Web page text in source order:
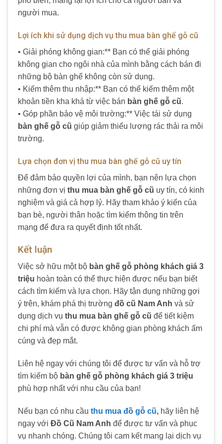
người mua.
Lợi ích khi sử dụng dịch vụ thu mua bàn ghế gỗ cũ
• Giải phóng không gian:** Bạn có thể giải phóng
không gian cho ngôi nhà của mình bằng cách bán đi
những bộ bàn ghế không còn sử dụng.
• Kiếm thêm thu nhập:** Bạn có thể kiếm thêm một
khoản tiền kha khá từ việc bán bàn ghế gỗ cũ.
• Góp phần bảo vệ môi trường:** Việc tái sử dụng
bàn ghế gỗ cũ giúp giảm thiểu lượng rác thải ra môi
trường.
Lựa chọn đơn vị thu mua bàn ghế gỗ cũ uy tín
Để đảm bảo quyền lợi của mình, bạn nên lựa chọn
những đơn vị thu mua bàn ghế gỗ cũ uy tín, có kinh
nghiệm và giá cả hợp lý. Hãy tham khảo ý kiến của
bạn bè, người thân hoặc tìm kiếm thông tin trên
mạng để đưa ra quyết định tốt nhất.
Kết luận
Việc sở hữu một bộ bàn ghế gỗ phòng khách giá 3
triệu hoàn toàn có thể thực hiện được nếu bạn biết
cách tìm kiếm và lựa chọn. Hãy tận dụng những gợi
ý trên, khám phá thị trường đồ cũ Nam Anh và sử
dụng dịch vụ thu mua bàn ghế gỗ cũ để tiết kiệm
chi phí mà vẫn có được không gian phòng khách ấm
cúng và đẹp mắt.
Liên hệ ngay với chúng tôi để được tư vấn và hỗ trợ
tìm kiếm bộ bàn ghế gỗ phòng khách giá 3 triệu
phù hợp nhất với nhu cầu của bạn!
Nếu bạn có nhu cầu thu mua đồ gỗ cũ, hãy liên hệ
ngay với Đồ Cũ Nam Anh để được tư vấn và phục
vụ nhanh chóng. Chúng tôi cam kết mang lại dịch vụ